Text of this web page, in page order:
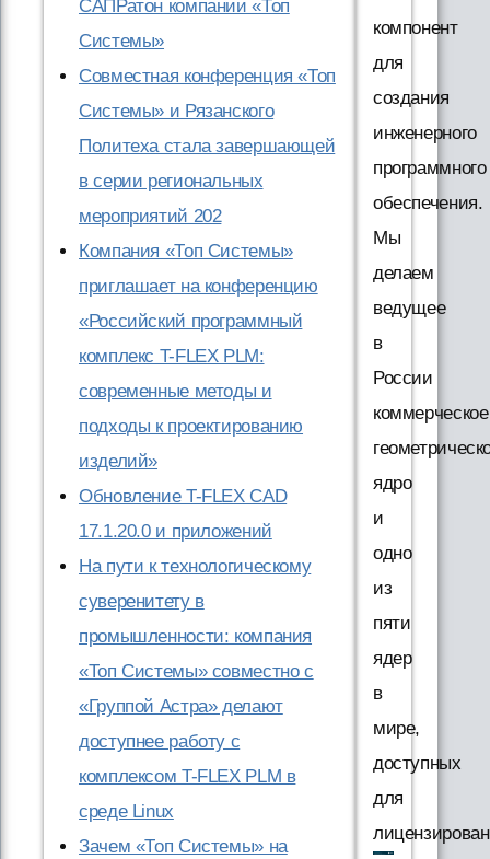
САПРатон компании «Топ
Системы»
Совместная конференция «Топ
Системы» и Рязанского
Политеха стала завершающей
в серии региональных
мероприятий 202
Компания «Топ Системы»
приглашает на конференцию
«Российский программный
комплекс T-FLEX PLM:
современные методы и
подходы к проектированию
изделий»
Обновление T-FLEX CAD
17.1.20.0 и приложений
На пути к технологическому
суверенитету в
промышленности: компания
«Топ Системы» совместно с
«Группой Астра» делают
доступнее работу с
комплексом T-FLEX PLM в
среде Linux
Зачем «Топ Системы» на
компонент
для
создания
инженерного
программного
обеспечения.
Мы
делаем
ведущее
в
России
коммерческое
ядро
и
одно
из
пяти
ядер
в
мире,
доступных
для